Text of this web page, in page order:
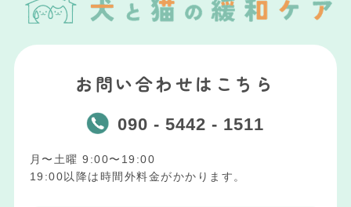
お問い合わせはこちら
090 - 5442 - 1511
月〜土曜 9:00〜19:00
19:00以降は時間外料金がかかります。